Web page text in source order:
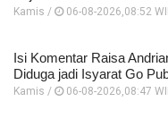
Kamis / 06-08-2026,08:52
Isi Komentar Raisa
Diduga jadi Isyarat Go
Kamis / 06-08-2026,08:47